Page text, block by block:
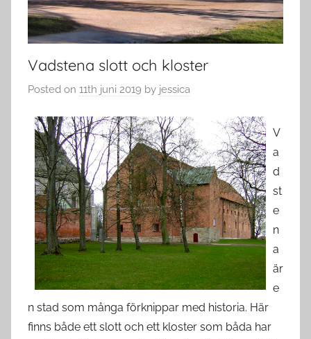
Vadstena slott och kloster
Posted on 11th juni 2019 by jessica
V
a
d
st
e
n
a
är
e
n stad som många förknippar med historia. Här
finns både ett slott och ett kloster som båda har